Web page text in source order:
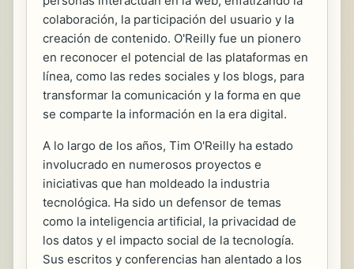
colaboración, la participación del usuario y la
creación de contenido. O'Reilly fue un pionero
en reconocer el potencial de las plataformas en
línea, como las redes sociales y los blogs, para
transformar la comunicación y la forma en que
se comparte la información en la era digital.
A lo largo de los años, Tim O'Reilly ha estado
involucrado en numerosos proyectos e
iniciativas que han moldeado la industria
tecnológica. Ha sido un defensor de temas
como la inteligencia artificial, la privacidad de
los datos y el impacto social de la tecnología.
Sus escritos y conferencias han alentado a los